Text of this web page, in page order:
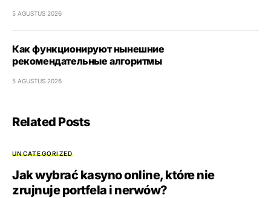
5 AGUSTUS 2026
Как функционируют нынешние
рекомендательные алгоритмы
5 AGUSTUS 2026
Related Posts
UNCATEGORIZED
Jak wybrać kasyno online, które nie
zrujnuje portfela i nerwów?